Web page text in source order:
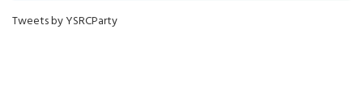
Tweets by YSRCParty